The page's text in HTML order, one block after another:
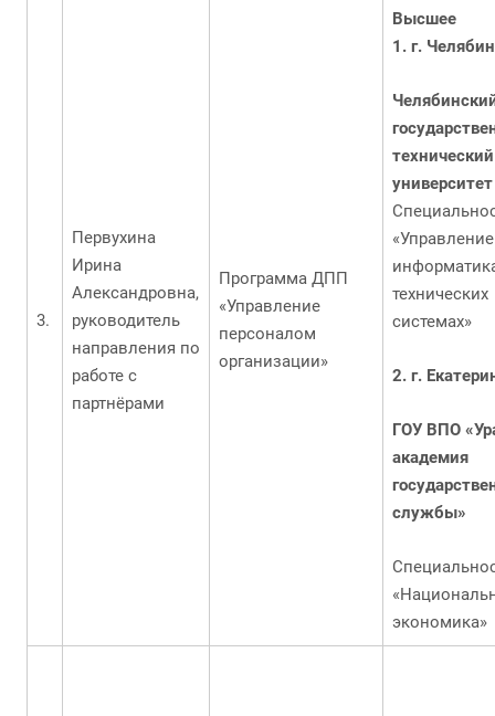
Первухина
Ирина
Александровна,
руководитель
направления по
работе с
партнёрами
Программа ДПП
«Управление
персоналом
организации»
Высшее
1. г.
технический
университет
технических
системах»
2. г.
ГОУ ВПО
академия
службы»
экономика»